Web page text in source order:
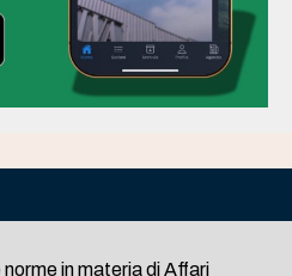
in materia di Affari